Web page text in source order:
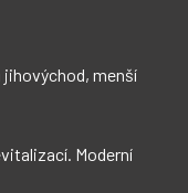
jihovýchod, menší
Moderní